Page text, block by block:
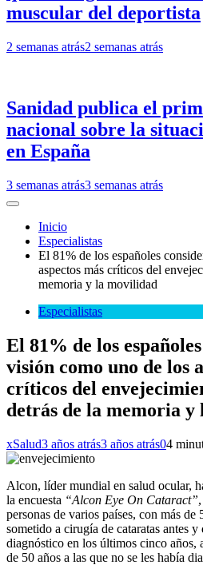
muscular del deportista
2 semanas atrás2 semanas atrás
Sanidad publica el
nacional sobre la
en España
3 semanas atrás3 semanas atrás
Inicio
Especialistas
El 81% de los españoles
aspectos más críticos del
memoria y la movilidad
Especialistas
El 81% de los
visión como uno de los
críticos del
detrás de la memoria
xSalud3 años atrás3 años atrás04
Alcon, líder mundial en salud ocular,
la encuesta “Alcon Eye On Cataract”
personas de varios países, con más de
sometido a cirugía de cataratas antes y
diagnóstico en los últimos cinco años,
de 50 años a las que no se les había